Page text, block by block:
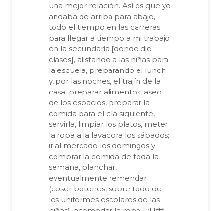
una mejor relación. Así es que yo
andaba de arriba para abajo,
todo el tiempo en las carreras
para llegar a tiempo a mi trabajo
en la secundaria [donde dio
clases], alistando a las niñas para
la escuela, preparando el lunch
y, por las noches, el trajín de la
casa: preparar alimentos, aseo
de los espacios, preparar la
comida para el día siguiente,
servirla, limpiar los platos, meter
la ropa a la lavadora los sábados;
ir al mercado los domingos y
comprar la comida de toda la
semana, planchar,
eventualmente remendar
(coser botones, sobre todo de
los uniformes escolares de las